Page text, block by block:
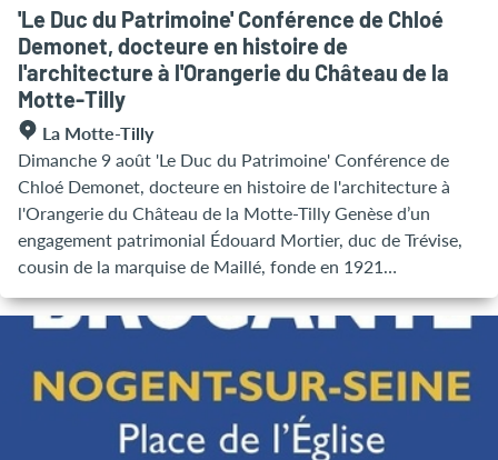
'Le Duc du Patrimoine' Conférence de Chloé
Demonet, docteure en histoire de
l'architecture à l'Orangerie du Château de la
Motte-Tilly
La Motte-Tilly
Dimanche 9 août 'Le Duc du Patrimoine' Conférence de
Chloé Demonet, docteure en histoire de l'architecture à
l'Orangerie du Château de la Motte-Tilly Genèse d’un
engagement patrimonial Édouard Mortier, duc de Trévise,
cousin de la marquise de Maillé, fonde en 1921
les « richesses d’art de la France », alors menacées de
rejoint tout de suite son cher « édoir » dans ce combat,
assurant la vice-présidence puis la présidence d’une
association aujourd’hui plus que centenaire. Elle apporte
son expertise et son savoir scientifique, il met à profit son